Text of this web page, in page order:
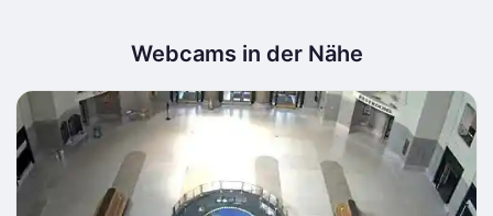
Webcams in der Nähe